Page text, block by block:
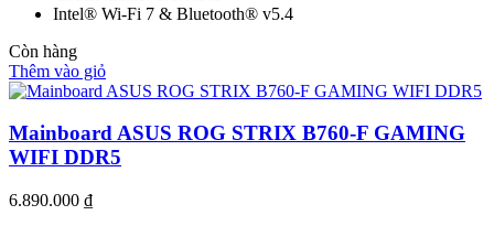
Intel® Wi-Fi 7 & Bluetooth® v5.4
Còn hàng
Thêm vào giỏ
Mainboard ASUS ROG STRIX B760-F GAMING
WIFI DDR5
6.890.000 ₫